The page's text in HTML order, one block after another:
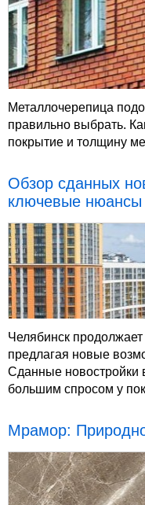
Металлочерепица
правильно выбрать.
покрытие и толщину
Обзор сданных
ключевые нюансы
Челябинск продолжает
предлагая новые
Сданные новостройки
большим спросом у
Мрамор: